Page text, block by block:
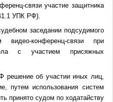
связи участие защитника
УПК РФ).
заседании подсудимого
видео-конференц-связи при
с участием присяжных
решение об участии иных лиц,
путем использования систем
принято судом по ходатайству